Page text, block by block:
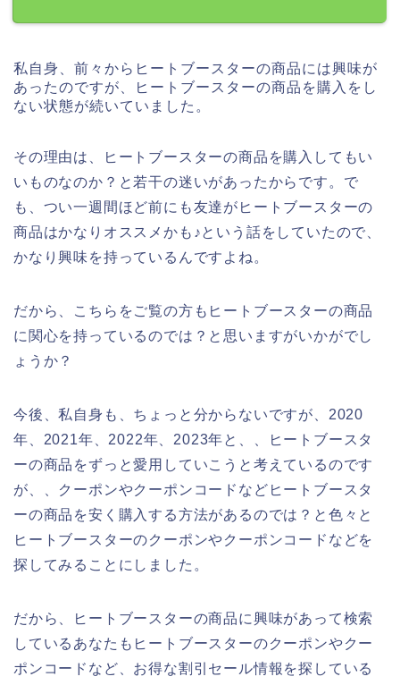
私自身、前々からヒートブースターの商品には興味が
あったのですが、ヒートブースターの商品を購入をし
ない状態が続いていました。
その理由は、ヒートブースターの商品を購入してもい
いものなのか？と若干の迷いがあったからです。で
も、つい一週間ほど前にも友達がヒートブースターの
商品はかなりオススメかも♪という話をしていたので、
かなり興味を持っているんですよね。
だから、こちらをご覧の方もヒートブースターの商品
に関心を持っているのでは？と思いますがいかがでし
ょうか？
今後、私自身も、ちょっと分からないですが、2020
年、2021年、2022年、2023年と、、ヒートブースタ
ーの商品をずっと愛用していこうと考えているのです
が、、クーポンやクーポンコードなどヒートブースタ
ーの商品を安く購入する方法があるのでは？と色々と
ヒートブースターのクーポンやクーポンコードなどを
探してみることにしました。
だから、ヒートブースターの商品に興味があって検索
しているあなたもヒートブースターのクーポンやクー
ポンコードなど、お得な割引セール情報を探している